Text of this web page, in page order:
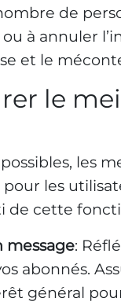
de
ou à annuler
et le
le
les
les
de cette
message:
abonnés.
général